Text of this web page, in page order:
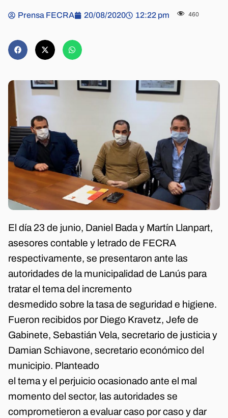
Prensa FECRA 20/08/2020 12:22 pm 460
El día 23 de junio, Daniel Bada y Martín Llanpart,
asesores contable y letrado de FECRA
respectivamente, se presentaron ante las
autoridades de la municipalidad de Lanús para
tratar el tema del incremento
desmedido sobre la tasa de seguridad e higiene.
Fueron recibidos por Diego Kravetz, Jefe de
Gabinete, Sebastián Vela, secretario de justicia y
Damian Schiavone, secretario económico del
municipio. Planteado
el tema y el perjuicio ocasionado ante el mal
momento del sector, las autoridades se
comprometieron a evaluar caso por caso y dar